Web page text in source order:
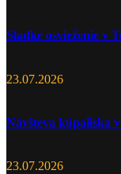
Sladké osvieženie v
23.07.2026
Návšteva kúpaliska
23.07.2026